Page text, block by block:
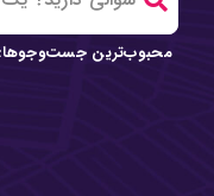
محبوب‌ترین جست‌وجوها: